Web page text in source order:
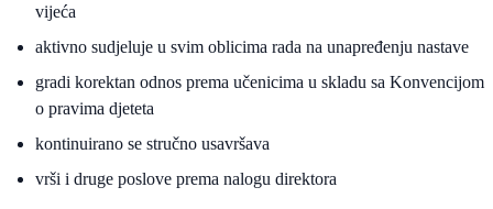
vijeća
aktivno sudjeluje u svim oblicima rada na unapređenju nastave
gradi korektan odnos prema učenicima u skladu sa Konvencijom
o pravima djeteta
kontinuirano se stručno usavršava
vrši i druge poslove prema nalogu direktora